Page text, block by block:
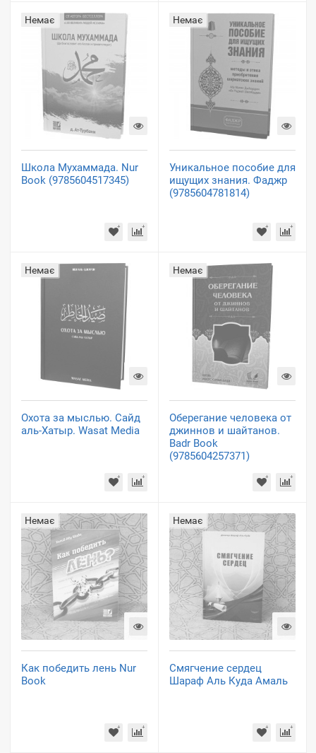
Немає
Школа Мухаммада. Nur
Book (9785604517345)
Немає
Уникальное пособие для
ищущих знания. Фаджр
(9785604781814)
Немає
Охота за мыслью. Сайд
аль-Хатыр. Wasat Media
Немає
Оберегание человека от
джиннов и шайтанов.
Badr Book
(9785604257371)
Немає
Как победить лень Nur
Book
Немає
Смягчение сердец
Шараф Аль Куда Амаль